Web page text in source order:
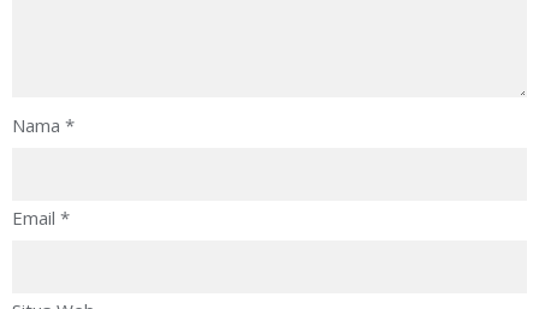
Nama *
Email *